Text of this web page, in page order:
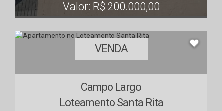
Valor: R$ 200.000,00
VENDA
Campo Largo
Loteamento Santa Rita